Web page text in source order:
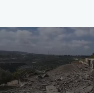
0
39
seconds